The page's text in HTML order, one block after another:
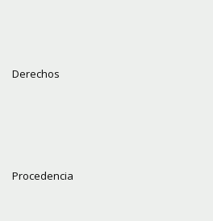
Derechos
Procedencia